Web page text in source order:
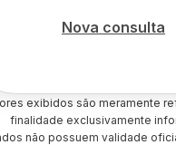
Nova consulta
exibidos são meramente
finalidade exclusivamente
não possuem validade